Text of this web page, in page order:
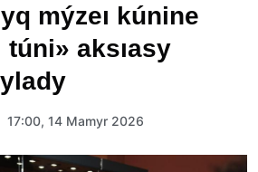
mýzeı kúnine
túni» aksıasy
17:00, 14 Mamyr 2026